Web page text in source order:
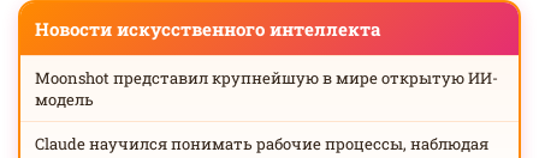
Новости искусственного интеллекта
Moonshot представил крупнейшую в мире открытую ИИ-
модель
Claude научился понимать рабочие процессы, наблюдая